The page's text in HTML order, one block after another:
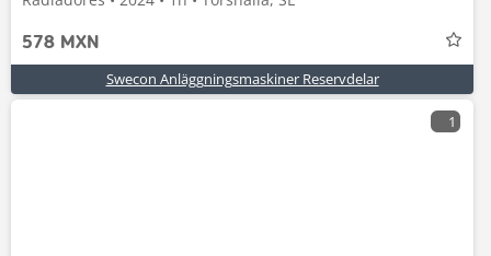
578 MXN
Swecon Anläggningsmaskiner Reservdelar
1